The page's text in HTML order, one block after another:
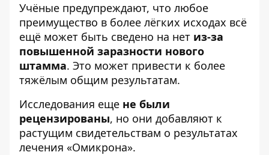
Учёные предупреждают, что любое
преимущество в более лёгких исходах всё
ещё может быть сведено на нет из-за
повышенной заразности нового
штамма. Это может привести к более
тяжёлым общим результатам.
Исследования еще не были
рецензированы, но они добавляют к
растущим свидетельствам о результатах
лечения «Омикрона».